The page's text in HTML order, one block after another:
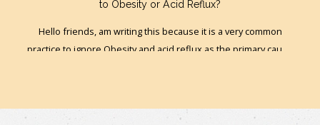
to Obesity or Acid Reflux?
Hello friends, am writing this because it is a very common
practice to ignore Obesity and acid reflux as the primary cause